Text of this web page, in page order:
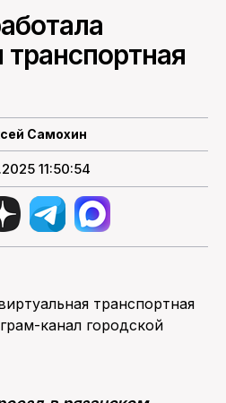
транспортная
Самохин
11:50:54
транспортная
канал городской